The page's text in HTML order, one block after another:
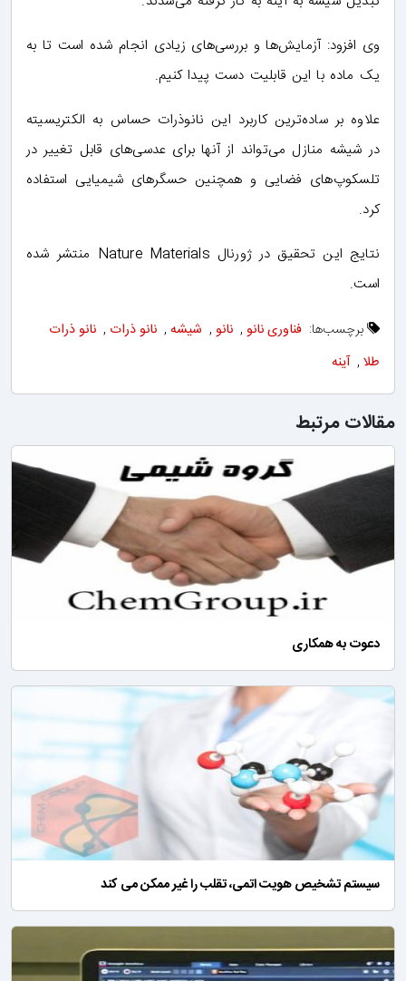
وی افزود: آزمایش‌ها و بررسی‌های زیادی انجام شده است تا به
یک ماده با این قابلیت دست پیدا کنیم.
علاوه بر ساده‌ترین کاربرد این نانوذرات حساس به الکتریسیته
در شیشه منازل می‌تواند از آنها برای عدسی‌های قابل تغییر در
تلسکوپ‌های فضایی و همچنین حسگرهای شیمیایی استفاده
کرد.
نتایج این تحقیق در ژورنال Nature Materials منتشر شده
است.
برچسب‌ها: فناوری نانو , نانو , شیشه , نانو ذرات , نانو ذرات
طلا , آینه
مقالات مرتبط
دعوت به همکاری
سیستم تشخیص هویت اتمی، تقلب را غیر ممکن می کند